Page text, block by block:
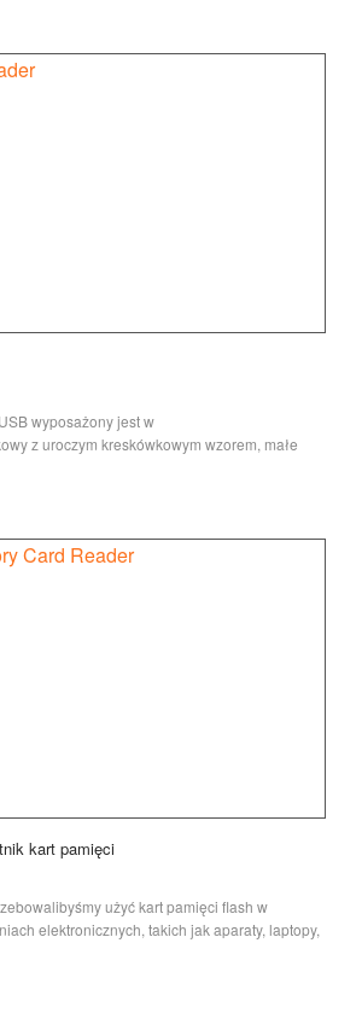
wyposażony jest w
z uroczym kreskówkowym wzorem, małe
kart pamięci
użyć kart pamięci flash w
elektronicznych, takich jak aparaty, laptopy,
memora